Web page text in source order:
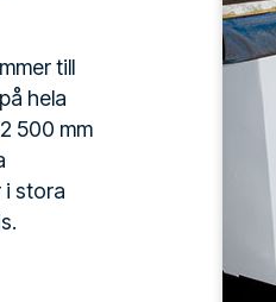
till
hela
500 mm
i stora